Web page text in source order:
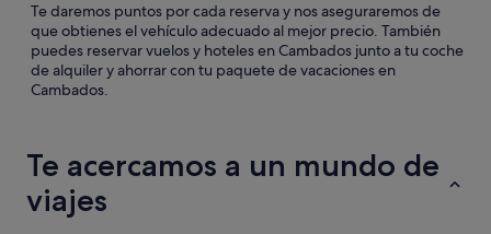
Te daremos puntos por cada reserva y nos aseguraremos de
que obtienes el vehículo adecuado al mejor precio. También
puedes reservar vuelos y hoteles en Cambados junto a tu coche
de alquiler y ahorrar con tu paquete de vacaciones en
Cambados.
Te acercamos a un mundo de
viajes